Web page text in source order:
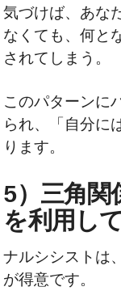
気づけば、あな
なくても、何と
されてしまう。
このパターンに
られ、「自分に
ります。
5）三角関
を利用し
ナルシシストは
が得意です。